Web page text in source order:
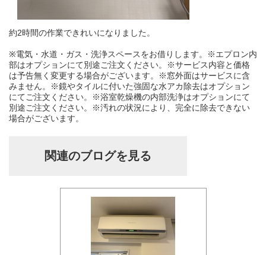
約2時間の作業できれいになりました。
※電気・水道・ガス・洗浄スペースをお借りします。※エプロン内
部はオプションにて別途ご注文ください。※サービス内容と価格
は予告無く変更する場合がございます。※窓外面はサービスに含
みません。※鏡やタイルに付いた強固な水アカ除去はオプション
にてご注文ください。※浴室乾燥機の内部洗浄はオプションにて
別途ご注文ください。※汚れの状況により、完全に除去できない
場合がございます。
関連のブログを見る